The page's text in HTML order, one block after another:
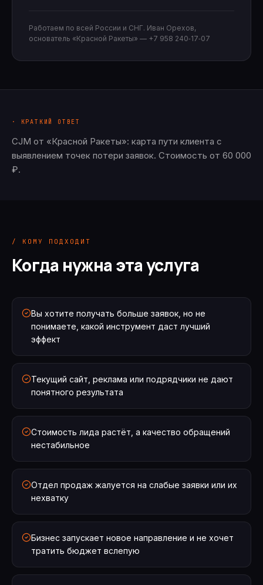
Работаем по всей России и СНГ. Иван Орехов,
основатель «Красной Ракеты» — +7 958 240‑17‑07
· КРАТКИЙ ОТВЕТ
CJM от «Красной Ракеты»: карта пути клиента с
выявлением точек потери заявок. Стоимость от 60 000
₽.
/ КОМУ ПОДХОДИТ
Когда нужна эта услуга
Вы хотите получать больше заявок, но не
понимаете, какой инструмент даст лучший
эффект
Текущий сайт, реклама или подрядчики не дают
понятного результата
Стоимость лида растёт, а качество обращений
нестабильное
Отдел продаж жалуется на слабые заявки или их
нехватку
Бизнес запускает новое направление и не хочет
тратить бюджет вслепую